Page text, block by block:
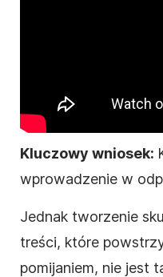
Kluczowy wniosek:
wprowadzenie w
Jednak tworzenie
treści, które
pomijaniem, nie jest